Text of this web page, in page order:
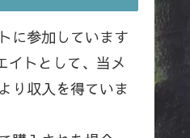
に参加しています
トとして、当メ
り収入を得ていま